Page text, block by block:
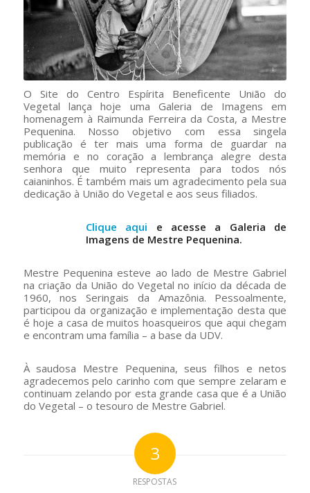
O Site do Centro Espírita Beneficente União do
Vegetal lança hoje uma Galeria de Imagens em
homenagem à Raimunda Ferreira da Costa, a Mestre
Pequenina. Nosso objetivo com essa singela
publicação é ter mais uma forma de guardar na
memória e no coração a lembrança alegre desta
senhora que muito representa para todos nós
caianinhos. É também mais um agradecimento pela sua
dedicação à União do Vegetal e aos seus filiados.
Clique aqui e acesse a Galeria de
Imagens de Mestre Pequenina.
Mestre Pequenina esteve ao lado de Mestre Gabriel
na criação da União do Vegetal no início da década de
1960, nos Seringais da Amazônia. Pessoalmente,
participou da organização e implementação desta que
é hoje a casa de muitos hoasqueiros que aqui chegam
e encontram uma família – a base da UDV.
À saudosa Mestre Pequenina, seus filhos e netos
agradecemos pelo carinho com que sempre zelaram e
continuam zelando por esta grande casa que é a União
do Vegetal – o tesouro de Mestre Gabriel.
3
RESPOSTAS